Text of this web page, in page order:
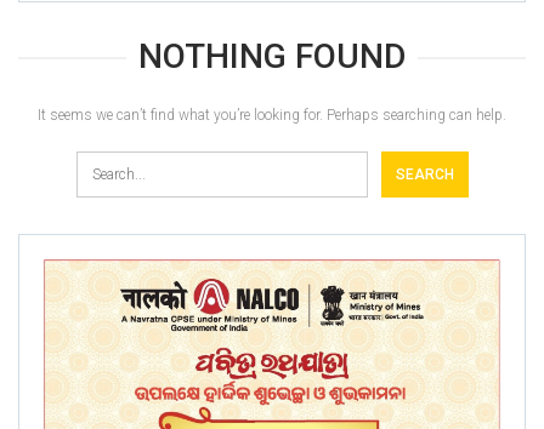
NOTHING FOUND
It seems we can’t find what you’re looking for. Perhaps searching can help.